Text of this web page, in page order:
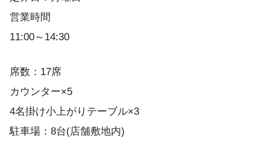
営業時間
11:00～14:30
席数：17席
カウンター×5
4名掛け小上がりテーブル×3
駐車場：8台(店舗敷地内)